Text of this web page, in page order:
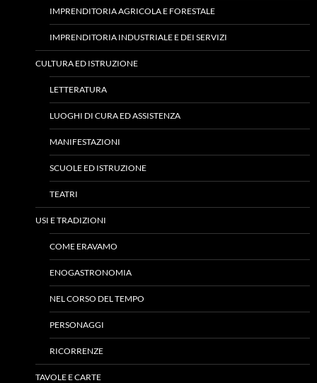
IMPRENDITORIA AGRICOLA E FORESTALE
IMPRENDITORIA INDUSTRIALE E DEI SERVIZI
CULTURA ED ISTRUZIONE
LETTERATURA
LUOGHI DI CURA ED ASSISTENZA
MANIFESTAZIONI
SCUOLE ED ISTRUZIONE
TEATRI
USI E TRADIZIONI
COME ERAVAMO
ENOGASTRONOMIA
NEL CORSO DEL TEMPO
PERSONAGGI
RICORRENZE
TAVOLE E CARTE